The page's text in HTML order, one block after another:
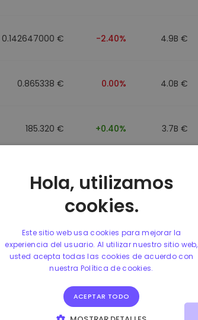
0.142647000 € -2.40% 4.9B €
0.865338 € 0.00% 4.0B €
185.320 € +0.40% 3.7B €
0.089991000 € -4.40%
0.865215 € 0.00%
Hola, utilizamos
cookies.
Este sitio web usa cookies para mejorar la
experiencia del usuario. Al utilizar nuestro sitio web,
usted acepta todas las cookies de acuerdo con
nuestra Política de cookies.
ACEPTAR TODO